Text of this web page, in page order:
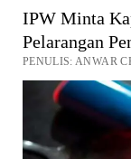
IPW Minta
Pelarangan
PENULIS: ANWAR